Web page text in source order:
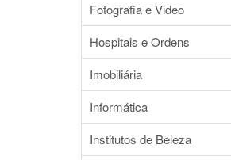
Fotografia e Video
Hospitais e Ordens
Imobiliária
Informática
Institutos de Beleza